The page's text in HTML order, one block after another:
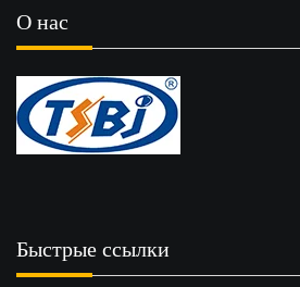
О нас
Быстрые ссылки